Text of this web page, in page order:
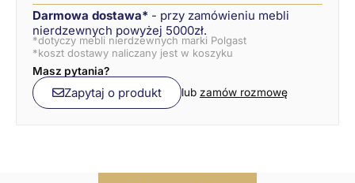
Darmowa dostawa* - przy zamówieniu mebli
nierdzewnych powyżej 5000zł.
*dotyczy mebli nierdzewnych marki Polgast
*koszt dostawy naliczany jest w koszyku
Masz pytania?
Zapytaj o produkt lub zamów rozmowę